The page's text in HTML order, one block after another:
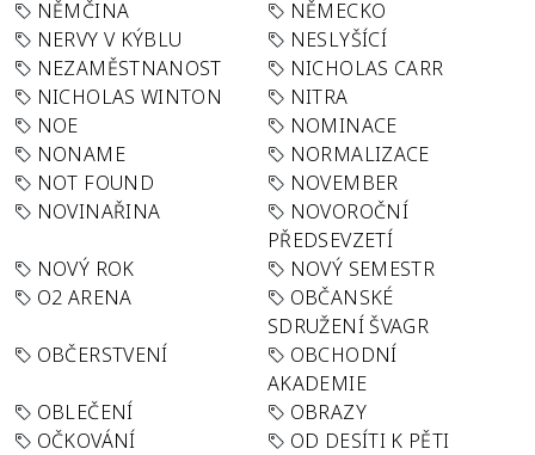
NĚMČINA
NĚMECKO
NERVY V KÝBLU
NESLYŠÍCÍ
NEZAMĚSTNANOST
NICHOLAS CARR
NICHOLAS WINTON
NITRA
NOE
NOMINACE
NONAME
NORMALIZACE
NOT FOUND
NOVEMBER
NOVINAŘINA
NOVOROČNÍ
PŘEDSEVZETÍ
NOVÝ ROK
NOVÝ SEMESTR
O2 ARENA
OBČANSKÉ
SDRUŽENÍ ŠVAGR
OBČERSTVENÍ
OBCHODNÍ
AKADEMIE
OBLEČENÍ
OBRAZY
OČKOVÁNÍ
OD DESÍTI K PĚTI